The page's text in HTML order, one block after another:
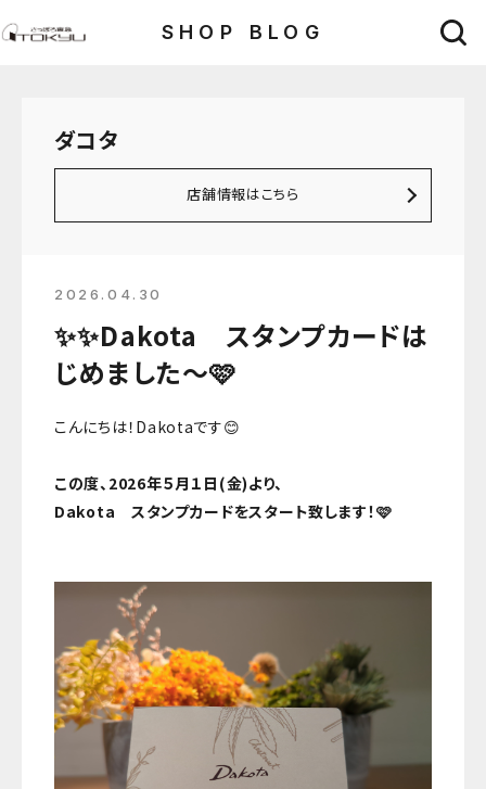
SHOP BLOG
ダコタ
店舗情報はこちら
2026.04.30
✨✨Dakota スタンプカードは
じめました〜🩷
こんにちは！Dakotaです😊
この度、2026年５月１日(金)より、
Dakota スタンプカードをスタート致します！🩷